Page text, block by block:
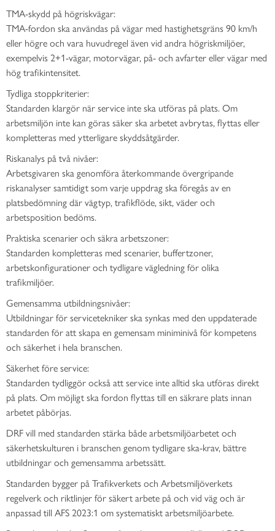
TMA-skydd på högriskvägar:
TMA-fordon ska användas på vägar med hastighetsgräns 90 km/h
eller högre och vara huvudregel även vid andra högriskmiljöer,
exempelvis 2+1-vägar, motorvägar, på- och avfarter eller vägar med
hög trafikintensitet.
Tydliga stoppkriterier:
Standarden klargör när service inte ska utföras på plats. Om
arbetsmiljön inte kan göras säker ska arbetet avbrytas, flyttas eller
kompletteras med ytterligare skyddsåtgärder.
Riskanalys på två nivåer:
Arbetsgivaren ska genomföra återkommande övergripande
riskanalyser samtidigt som varje uppdrag ska föregås av en
platsbedömning där vägtyp, trafikflöde, sikt, väder och
arbetsposition bedöms.
Praktiska scenarier och säkra arbetszoner:
Standarden kompletteras med scenarier, buffertzoner,
arbetskonfigurationer och tydligare vägledning för olika
trafikmiljöer.
Gemensamma utbildningsnivåer:
Utbildningar för servicetekniker ska synkas med den uppdaterade
standarden för att skapa en gemensam miniminivå för kompetens
och säkerhet i hela branschen.
Säkerhet före service:
Standarden tydliggör också att service inte alltid ska utföras direkt
på plats. Om möjligt ska fordon flyttas till en säkrare plats innan
arbetet påbörjas.
DRF vill med standarden stärka både arbetsmiljöarbetet och
säkerhetskulturen i branschen genom tydligare ska-krav, bättre
utbildningar och gemensamma arbetssätt.
Standarden bygger på Trafikverkets och Arbetsmiljöverkets
regelverk och riktlinjer för säkert arbete på och vid väg och är
anpassad till AFS 2023:1 om systematiskt arbetsmiljöarbete.